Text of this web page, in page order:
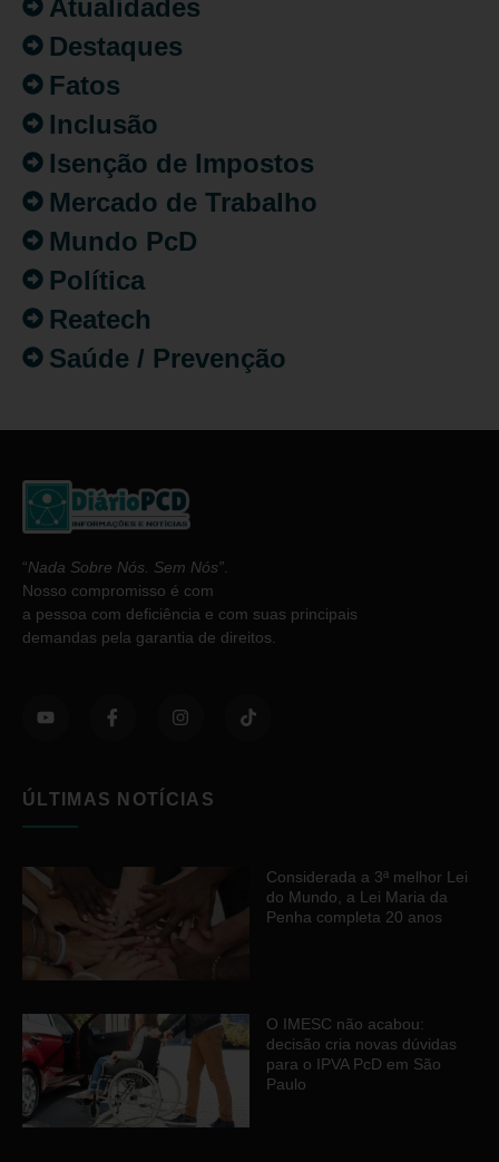
Atualidades
Destaques
Fatos
Inclusão
Isenção de Impostos
Mercado de Trabalho
Mundo PcD
Política
Reatech
Saúde / Prevenção
“Nada Sobre Nós. Sem Nós”
Nosso compromisso é com
a pessoa com deficiência e com suas principais
demandas pela garantia de direitos.
ÚLTIMAS NOTÍCIAS
Considerada a 3ª melhor Lei
do Mundo, a Lei Maria da
Penha completa 20 anos
O IMESC não acabou:
decisão cria novas dúvidas
para o IPVA PcD em São
Paulo